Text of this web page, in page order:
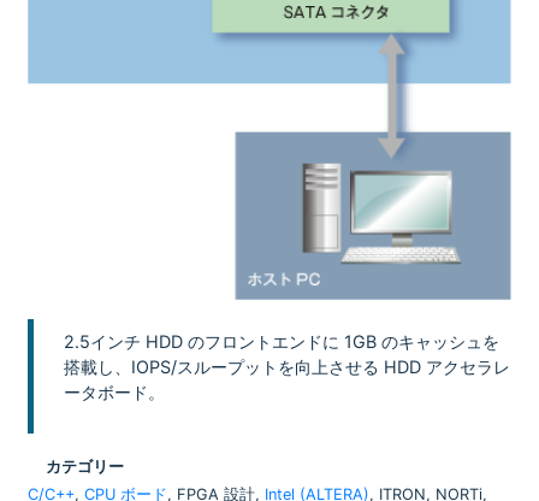
2.5インチ HDD のフロントエンドに 1GB のキャッシュを
搭載し、IOPS/スループットを向上させる HDD アクセラレ
ータボード。
カテゴリー
C/C++, CPU ボード, FPGA 設計, Intel (ALTERA), ITRON, NORTi,